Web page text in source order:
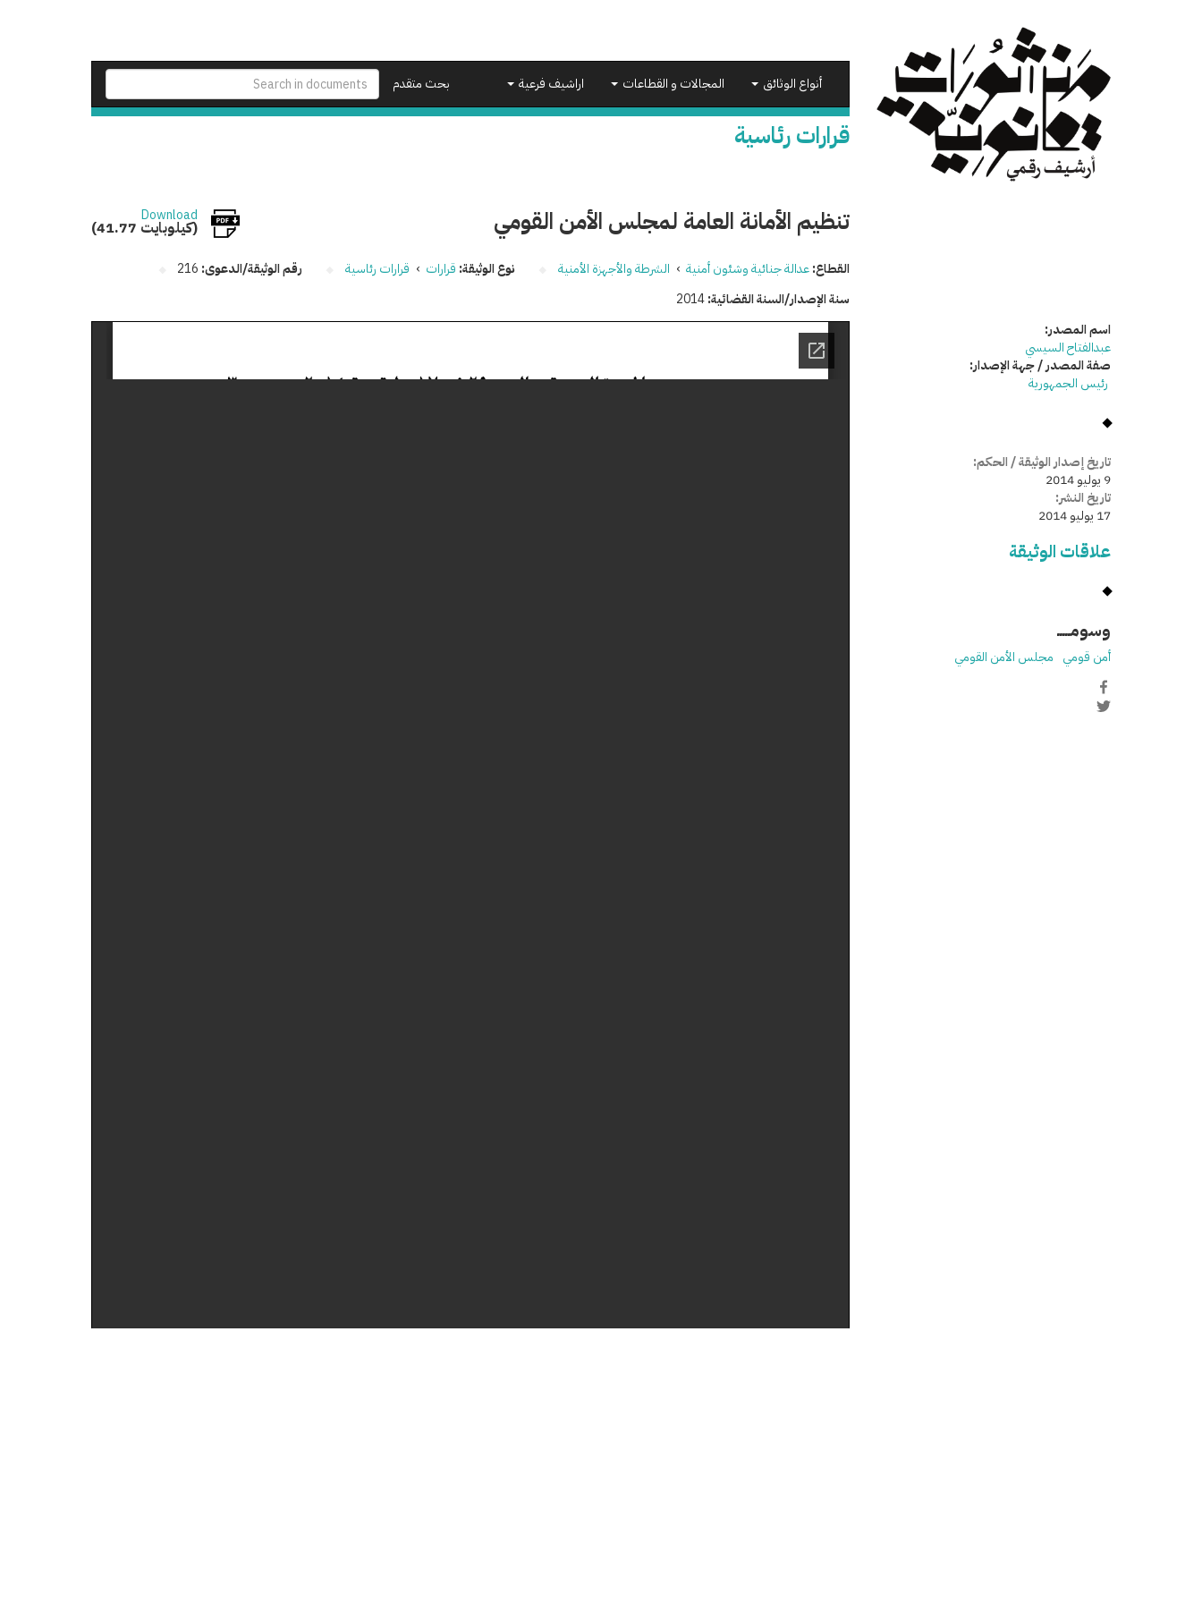
بحث متقدم
أنواع الوثائق المجالات و القطاعات اراشيف فرعية
قرارات رئاسية
تنظيم الأمانة العامة لمجلس الأمن القومي Download
(41.77 كيلوبايت)
القطاع:عدالة جنائية وشئون أمنية › الشرطة والأجهزة الأمنية نوع الوثيقة: قرارات › قرارات رئاسية رقم الوثيقة/الدعوى: 216
سنة الإصدار/السنة القضائية:2014
اسم المصدر:
عبدالفتاح السيسي
صفة المصدر / جهة الإصدار:
رئيس الجمهورية
تاريخ إصدار الوثيقة / الحكم:
9 يوليو 2014
تاريخ النشر:
17 يوليو 2014
علاقات الوثيقة
وسومـــــ
أمن قومي مجلس الأمن القومي